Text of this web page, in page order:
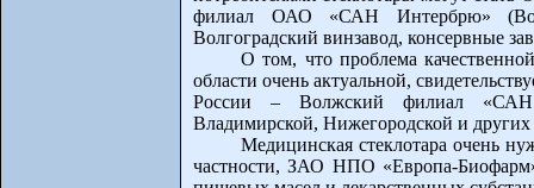
филиал ОАО «САН Интербрю»
Волгоградский винзавод, консервные
О том, что проблема
области очень актуальной,
России – Волжский филиал «САН
Владимирской, Нижегородской и других
Медицинская стеклотара очень
частности, ЗАО НПО «Европа-